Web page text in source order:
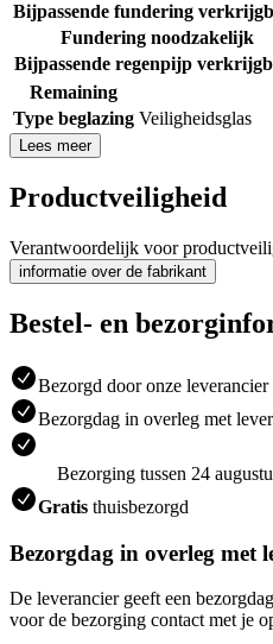
Bijpassende fundering
Fundering noodzakelijk
Bijpassende regenpijp
Remaining
Type beglazing Veiligheidsglas
Lees meer
Productveiligheid
Verantwoordelijk voor
informatie over de fabrikant
Bestel- en
Bezorgd door onze leverancier
Bezorgdag in overleg met
Bezorging tussen 24
Gratis thuisbezorgd
Bezorgdag in overleg met
De leverancier geeft een
voor de bezorging contact met je